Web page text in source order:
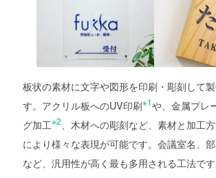
板状の素材に文字や図形を印刷・彫刻して
す。アクリル板へのUV印刷※1や、金属プレ
グ加工※2
、木材への彫刻など、素材と加工
により様々な表現が可能です。会議室名、
など、汎用性が高く最も多用される工法です